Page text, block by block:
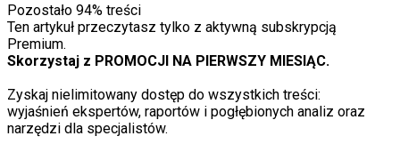
Pozostało 94% treści
Ten artykuł przeczytasz tylko z aktywną subskrypcją
Premium.
Skorzystaj z PROMOCJI NA PIERWSZY MIESIĄC.
Zyskaj nielimitowany dostęp do wszystkich treści:
wyjaśnień ekspertów, raportów i pogłębionych analiz oraz
narzędzi dla specjalistów.